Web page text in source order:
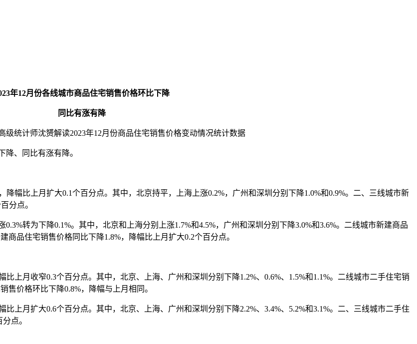
年12月份各线城市商品住宅销售价格环比下降
同比有涨有降
统计师沈赟解读2023年12月份商品住宅销售价格变动情况统计数据
、同比有涨有降。
比上月扩大0.1个百分点。其中，北京持平，上海上涨0.2%，广州和深圳分别下降1.0%和0.9%。二、三线城市新
分点。
转为下降0.1%。其中，北京和上海分别上涨1.7%和4.5%，广州和深圳分别下降3.0%和3.6%。二线城市新建商品
品住宅销售价格同比下降1.8%，降幅比上月扩大0.2个百分点。
月收窄0.3个百分点。其中，北京、上海、广州和深圳分别下降1.2%、0.6%、1.5%和1.1%。二线城市二手住宅销
售价格环比下降0.8%，降幅与上月相同。
月扩大0.6个百分点。其中，北京、上海、广州和深圳分别下降2.2%、3.4%、5.2%和3.1%。二、三线城市二手住
点。